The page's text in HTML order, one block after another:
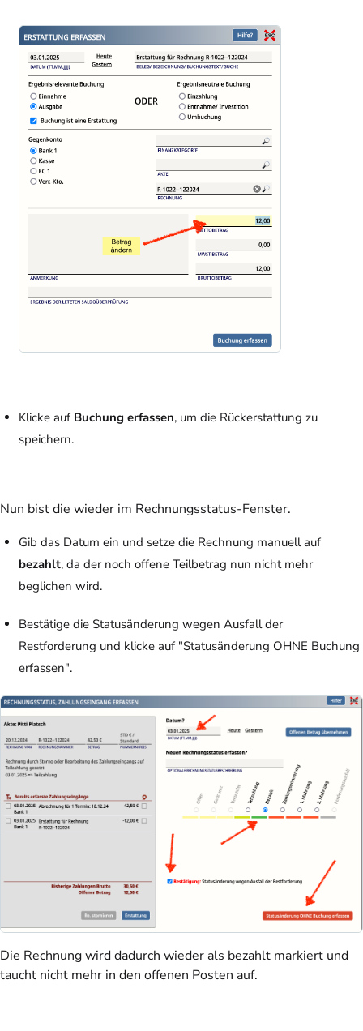
Klicke auf Buchung erfassen, um die Rückerstattung zu
speichern.
Nun bist die wieder im Rechnungsstatus-Fenster.
Gib das Datum ein und setze die Rechnung manuell auf
bezahlt, da der noch offene Teilbetrag nun nicht mehr
beglichen wird.
Bestätige die Statusänderung wegen Ausfall der
Restforderung und klicke auf "Statusänderung OHNE Buchung
erfassen".
Die Rechnung wird dadurch wieder als bezahlt markiert und
taucht nicht mehr in den offenen Posten auf.